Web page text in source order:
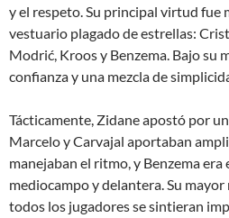
y el respeto. Su principal virtud fue
vestuario plagado de estrellas:
Modrić, Kroos y Benzema. Bajo su
confianza y una mezcla de
Tácticamente, Zidane apostó por
Marcelo y Carvajal aportaban
manejaban el ritmo, y Benzema
mediocampo y delantera. Su
todos los jugadores se sintieran